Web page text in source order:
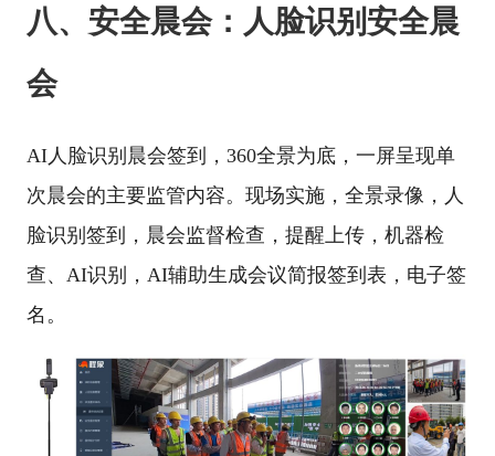
八、安全晨会：人脸识别安全晨
会
AI人脸识别晨会签到，360全景为底，一屏呈现单
次晨会的主要监管内容。现场实施，全景录像，人
脸识别签到，晨会监督检查，提醒上传，机器检
查、AI识别，AI辅助生成会议简报签到表，电子签
名。